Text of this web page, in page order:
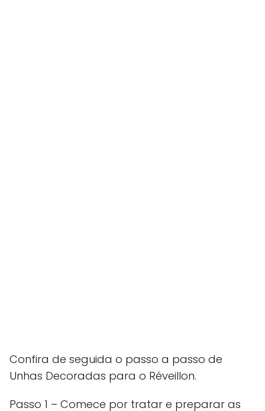
Confira de seguida o passo a passo de
Unhas Decoradas para o Réveillon.
Passo 1 – Comece por tratar e preparar as